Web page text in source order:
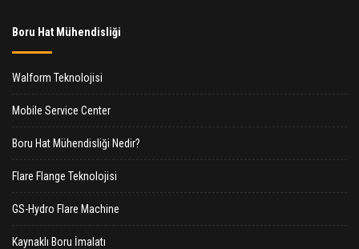
Boru Hat Mühendisliği
Walform Teknolojisi
Mobile Service Center
Boru Hat Mühendisliği Nedir?
Flare Flange Teknolojisi
GS-Hydro Flare Machine
Kaynaklı Boru İmalatı